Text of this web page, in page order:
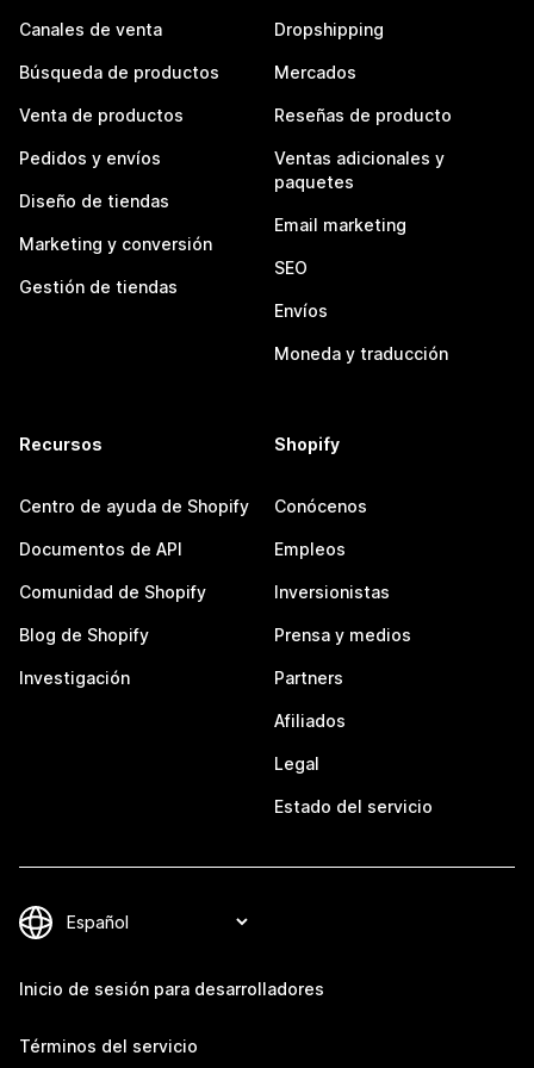
Canales de venta
Búsqueda de productos
Venta de productos
Pedidos y envíos
Diseño de tiendas
Marketing y conversión
Gestión de tiendas
Dropshipping
Mercados
Reseñas de producto
Ventas adicionales y
paquetes
Email marketing
SEO
Envíos
Moneda y traducción
Recursos
Centro de ayuda de Shopify
Documentos de API
Comunidad de Shopify
Blog de Shopify
Investigación
Shopify
Conócenos
Empleos
Inversionistas
Prensa y medios
Partners
Afiliados
Legal
Estado del servicio
Inicio de sesión para desarrolladores
Términos del servicio